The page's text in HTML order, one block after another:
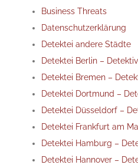
Business Threats
Datenschutzerklärung
Detektei andere Städte
Detektei Berlin –
Detektei Bremen –
Detektei Dortmund –
Detektei Düsseldorf –
Detektei Frankfurt am
Detektei Hamburg –
Detektei Hannover –